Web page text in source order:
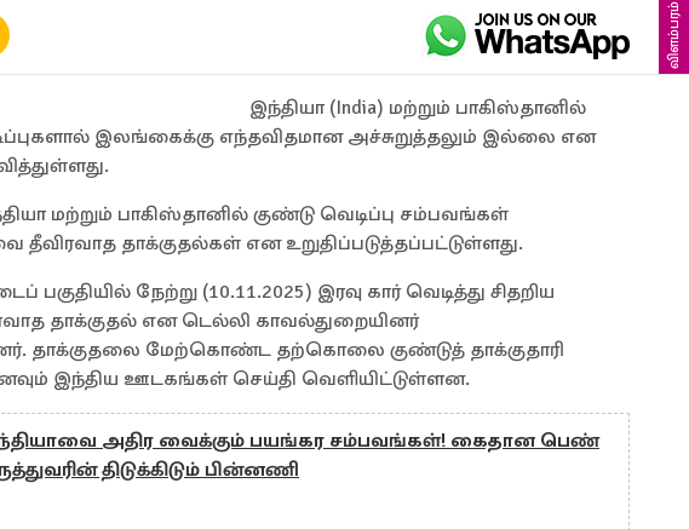
விளம்பரம்
இந்தியா (India) மற்றும் பாகிஸ்தானில்
இலங்கைக்கு எந்தவிதமான அச்சுறுத்தலும் இல்லை என
மற்றும் பாகிஸ்தானில் குண்டு வெடிப்பு சம்பவங்கள்
தீவிரவாத தாக்குதல்கள் என உறுதிப்படுத்தப்பட்டுள்ளது.
நேற்று (10.11.2025) இரவு கார் வெடித்து சிதறிய
தாக்குதல் என டெல்லி காவல்துறையினர்
தாக்குதலை மேற்கொண்ட தற்கொலை குண்டுத் தாக்குதாரி
இந்திய ஊடகங்கள் செய்தி வெளியிட்டுள்ளன.
அதிர வைக்கும் பயங்கர சம்பவங்கள்! கைதான பெண்
திடுக்கிடும் பின்னணி